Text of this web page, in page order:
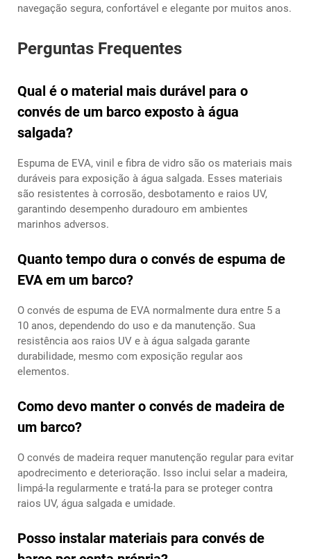
navegação segura, confortável e elegante por muitos anos.
Perguntas Frequentes
Qual é o material mais durável para o
convés de um barco exposto à água
salgada?
Espuma de EVA, vinil e fibra de vidro são os materiais mais
duráveis para exposição à água salgada. Esses materiais
são resistentes à corrosão, desbotamento e raios UV,
garantindo desempenho duradouro em ambientes
marinhos adversos.
Quanto tempo dura o convés de espuma de
EVA em um barco?
O convés de espuma de EVA normalmente dura entre 5 a
10 anos, dependendo do uso e da manutenção. Sua
resistência aos raios UV e à água salgada garante
durabilidade, mesmo com exposição regular aos
elementos.
Como devo manter o convés de madeira de
um barco?
O convés de madeira requer manutenção regular para evitar
apodrecimento e deterioração. Isso inclui selar a madeira,
limpá-la regularmente e tratá-la para se proteger contra
raios UV, água salgada e umidade.
Posso instalar materiais para convés de